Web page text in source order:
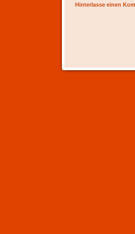
Hinterlasse einen
Artikel-Navigation